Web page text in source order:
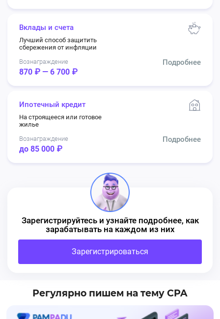
Вклады и счета
Лучший способ защитить
сбережения от инфляции
Вознаграждение
870 ₽ — 6 700 ₽
Подробнее
Ипотечный кредит
На строящееся или готовое
жилье
Вознаграждение
до 85 000 ₽
Подробнее
Зарегистрируйтесь и узнайте подробнее, как
зарабатывать на каждом из них
Зарегистрироваться
Регулярно пишем на тему CPA